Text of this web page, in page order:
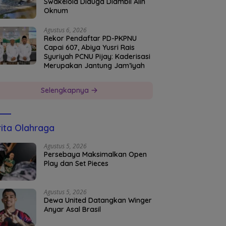
Oknum
Agustus 6, 2026
Rekor Pendaftar PD-PKPNU
Capai 607, Abiya Yusri Rais
Syuriyah PCNU Pijay: Kaderisasi
Merupakan Jantung Jam’iyah
Selengkapnya
Olahraga
Agustus 5, 2026
Persebaya Maksimalkan Open
Play dan Set Pieces
Agustus 5, 2026
Dewa United Datangkan Winger
Anyar Asal Brasil